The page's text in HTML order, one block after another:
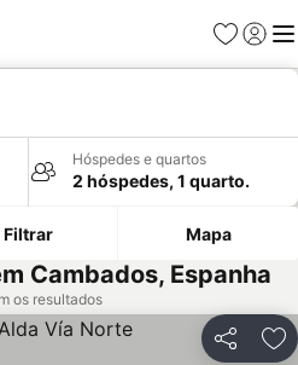
Favoritos
Iniciar
Hóspedes e quartos
2 hóspedes, 1 quarto.
Filtrar Mapa
Cambados, Espanha
os resultados
Partilhar